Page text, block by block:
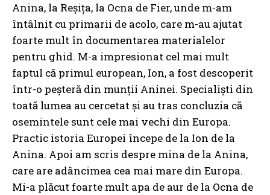
Anina, la Reşiţa, la Ocna de Fier, unde m-am
întâlnit cu primarii de acolo, care m-au ajutat
foarte mult în documentarea materialelor
pentru ghid. M-a impresionat cel mai mult
faptul că primul european, Ion, a fost descoperit
într-o peşteră din munţii Aninei. Specialişti din
toată lumea au cercetat şi au tras concluzia că
osemintele sunt cele mai vechi din Europa.
Practic istoria Europei începe de la Ion de la
Anina. Apoi am scris despre mina de la Anina,
care are adâncimea cea mai mare din Europa.
Mi-a plăcut foarte mult apa de aur de la Ocna de